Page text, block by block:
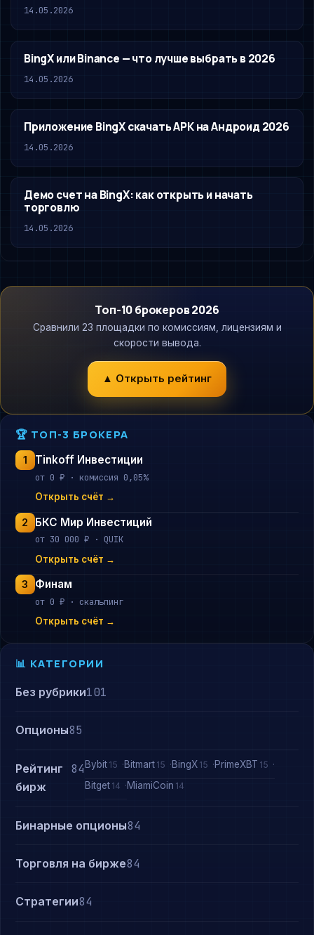
14.05.2026
BingX или Binance — что лучше выбрать в 2026
14.05.2026
Приложение BingX скачать APK на Андроид 2026
14.05.2026
Демо счет на BingX: как открыть и начать
торговлю
14.05.2026
Топ-10 брокеров 2026
Сравнили 23 площадки по комиссиям, лицензиям и
скорости вывода.
▲ Открыть рейтинг
🏆 ТОП-3 БРОКЕРА
1 Tinkoff Инвестиции
от 0 ₽ · комиссия 0,05%
Открыть счёт →
2 БКС Мир Инвестиций
от 30 000 ₽ · QUIK
Открыть счёт →
3 Финам
от 0 ₽ · скальпинг
Открыть счёт →
📊 КАТЕГОРИИ
Без рубрики101
Опционы85
Рейтинг
бирж
84 Bybit 15 Bitmart 15 BingX 15 PrimeXBT 15
Bitget 14 MiamiCoin 14
Бинарные опционы84
Торговля на бирже84
Стратегии84